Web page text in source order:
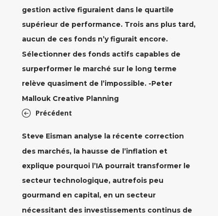
gestion active figuraient dans le quartile
supérieur de performance. Trois ans plus tard,
aucun de ces fonds n’y figurait encore.
Sélectionner des fonds actifs capables de
surperformer le marché sur le long terme
relève quasiment de l’impossible. -Peter
Mallouk Creative Planning
Précédent
Steve Eisman analyse la récente correction
des marchés, la hausse de l’inflation et
explique pourquoi l’IA pourrait transformer le
secteur technologique, autrefois peu
gourmand en capital, en un secteur
nécessitant des investissements continus de